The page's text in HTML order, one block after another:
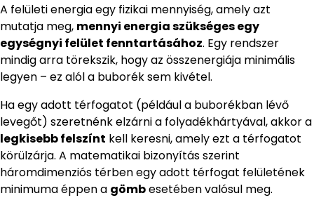
A felületi energia egy fizikai mennyiség, amely azt
mutatja meg, mennyi energia szükséges egy
egységnyi felület fenntartásához. Egy rendszer
mindig arra törekszik, hogy az összenergiája minimális
legyen – ez alól a buborék sem kivétel.
Ha egy adott térfogatot (például a buborékban lévő
levegőt) szeretnénk elzárni a folyadékhártyával, akkor a
legkisebb felszínt kell keresni, amely ezt a térfogatot
körülzárja. A matematikai bizonyítás szerint
háromdimenziós térben egy adott térfogat felületének
minimuma éppen a gömbesetében valósul meg.